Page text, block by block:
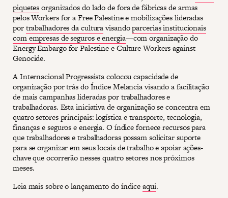
piquetesorganizados do lado de fora de fábricas de armas
pelos Workers for a Free Palestine e mobilizações lideradas
portrabalhadores da culturavisandoparcerias institucionais
com empresas de seguros e energia—com organização do
Energy Embargo for Palestine e Culture Workers against
Genocide.
A Internacional Progressista colocou capacidade de
organização por trás do Índice Melancia visando a facilitação
de mais campanhas lideradas por trabalhadores e
trabalhadoras. Esta iniciativa de organização se concentra em
quatro setores principais: logística e transporte, tecnologia,
finanças e seguros e energia. O índice fornece recursos para
que trabalhadores e trabalhadoras possam solicitar suporte
para se organizar em seus locais de trabalho e apoiar ações-
chave que ocorrerão nesses quatro setores nos próximos
meses.
Leia mais sobre o lançamento do índiceaqui.